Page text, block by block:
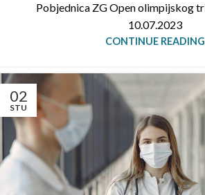
Pobjednica ZG Open olimpijskog
10.07.2023
CONTINUE READING
02
STU